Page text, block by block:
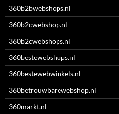
360b2bwebshops.nl
360b2cwebshop.nl
360b2cwebshops.nl
360bestewebshops.nl
360bestewebwinkels.nl
360betrouwbarewebshop.nl
360markt.nl